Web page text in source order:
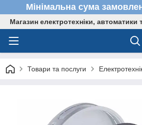
Мінімальна сума
Магазин електротехніки, автоматики
Товари та послуги